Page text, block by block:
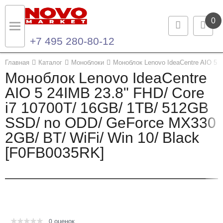
0
+7 495 280-80-12
Главная Каталог Моноблоки Моноблок Lenovo IdeaCentre AIO 5
Моноблок Lenovo IdeaCentre
AIO 5 24IMB 23.8" FHD/ Core
i7 10700T/ 16GB/ 1TB/ 512GB
SSD/ no ODD/ GeForce MX330
2GB/ BT/ WiFi/ Win 10/ Black
[F0FB0035RK]
0 оценок
Назад
Каталог продукции
Ноутбуки и ультрабуки
Компьютеры
Моноблоки
Назад
Контакты
Контактная информация